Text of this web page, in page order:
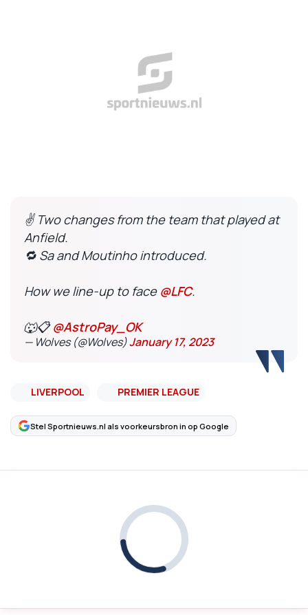
✌️ Two changes from the team that played at
Anfield.
🔁 Sa and Moutinho introduced.
How we line-up to face @LFC.
🐺📋@AstroPay_OK
— Wolves (@Wolves)January 17, 2023
LIVERPOOL PREMIER LEAGUE
Stel Sportnieuws.nl als voorkeursbron in op Google